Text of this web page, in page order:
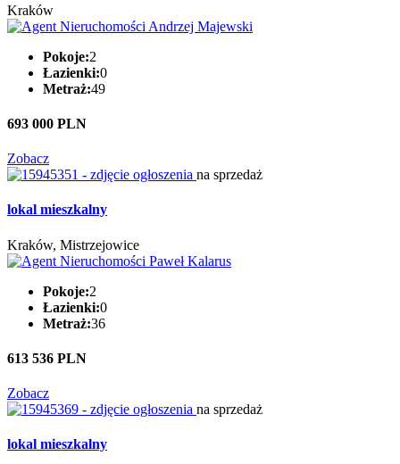
Kraków
Pokoje:2
Łazienki:0
Metraż:49
693 000 PLN
Zobacz
na sprzedaż
lokal mieszkalny
Kraków, Mistrzejowice
Pokoje:2
Łazienki:0
Metraż:36
613 536 PLN
Zobacz
na sprzedaż
lokal mieszkalny